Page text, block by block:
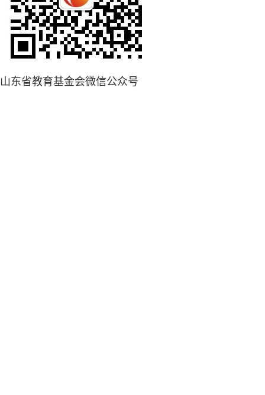
山东省教育基金会微信公众号